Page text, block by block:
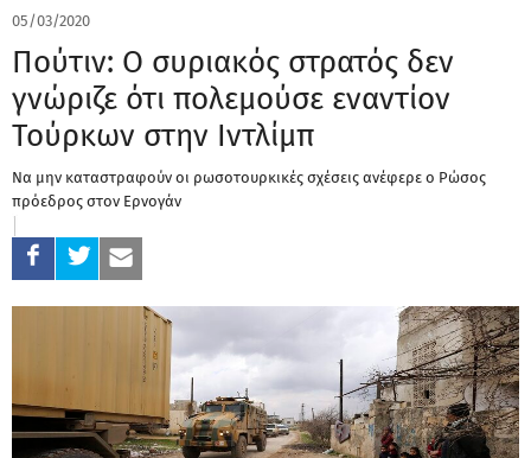
05/03/2020
Πούτιν: Ο συριακός στρατός δεν
γνώριζε ότι πολεμούσε εναντίον
Τούρκων στην Ιντλίμπ
Να μην καταστραφούν οι ρωσοτουρκικές σχέσεις ανέφερε ο Ρώσος
πρόεδρος στον Ερνογάν